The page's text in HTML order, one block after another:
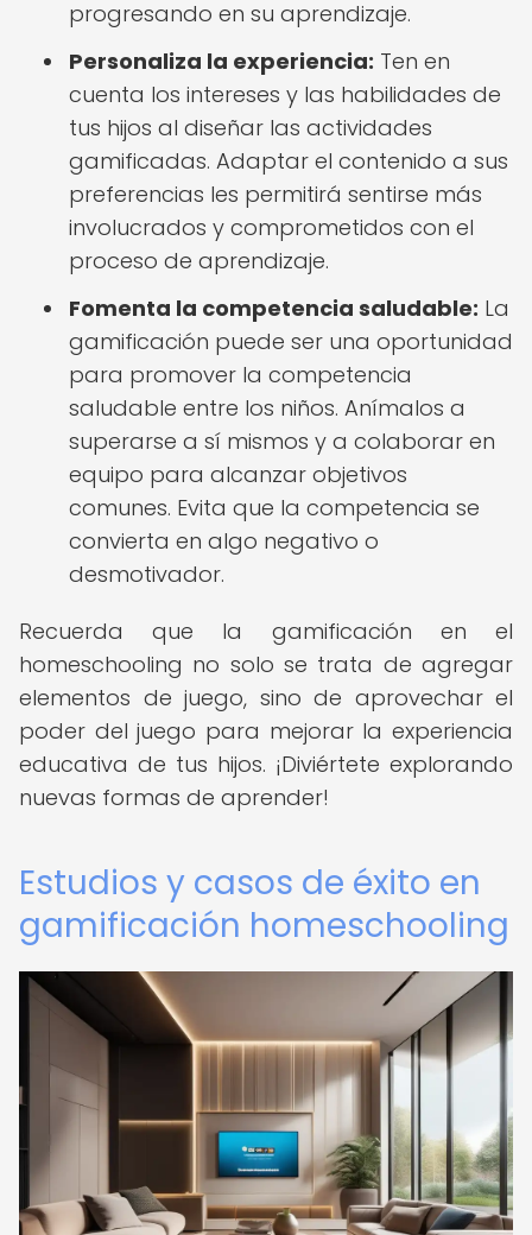
progresando en su aprendizaje.
Personaliza la experiencia: Ten en
cuenta los intereses y las habilidades de
tus hijos al diseñar las actividades
gamificadas. Adaptar el contenido a sus
preferencias les permitirá sentirse más
involucrados y comprometidos con el
proceso de aprendizaje.
Fomenta la competencia saludable: La
gamificación puede ser una oportunidad
para promover la competencia
saludable entre los niños. Anímalos a
superarse a sí mismos y a colaborar en
equipo para alcanzar objetivos
comunes. Evita que la competencia se
convierta en algo negativo o
desmotivador.
Recuerda que la gamificación en el
homeschooling no solo se trata de agregar
elementos de juego, sino de aprovechar el
poder del juego para mejorar la experiencia
educativa de tus hijos. ¡Diviértete explorando
nuevas formas de aprender!
Estudios y casos de éxito en
gamificación homeschooling